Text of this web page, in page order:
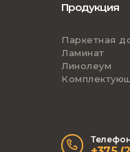
Продукция
Паркетная
Ламинат
Линолеум